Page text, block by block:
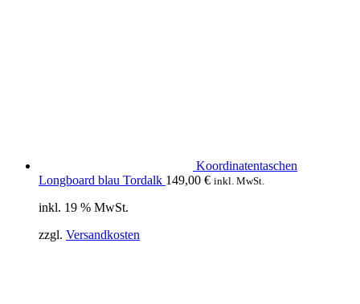
Koordinatentaschen
Longboard blau Tordalk 149,00 € inkl. MwSt.
inkl. 19 % MwSt.
zzgl. Versandkosten